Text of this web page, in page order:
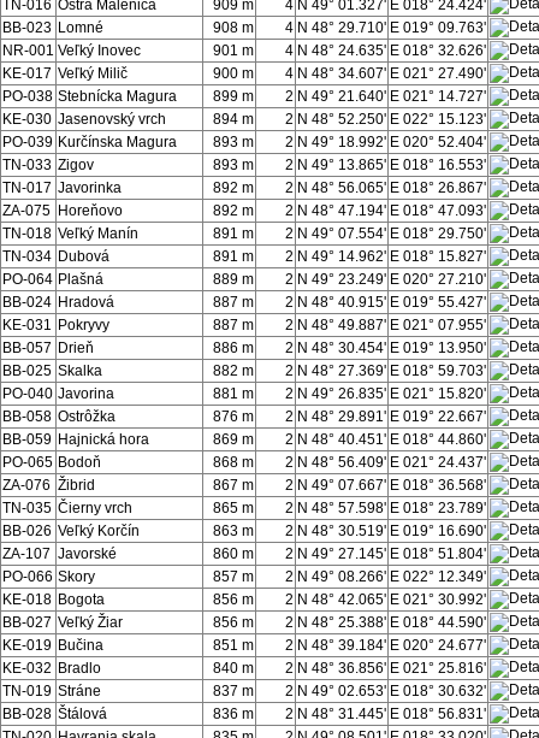
TN-016 Ostrá Malenica 909 m 4 N 49° 01.327' E 018° 24.424'
BB-023 Lomné 908 m 4 N 48° 29.710' E 019° 09.763'
NR-001 Veľký Inovec 901 m 4 N 48° 24.635' E 018° 32.626'
KE-017 Veľký Milič 900 m 4 N 48° 34.607' E 021° 27.490'
PO-038 Stebnícka Magura 899 m 2 N 49° 21.640' E 021° 14.727'
KE-030 Jasenovský vrch 894 m 2 N 48° 52.250' E 022° 15.123'
PO-039 Kurčínska Magura 893 m 2 N 49° 18.992' E 020° 52.404'
TN-033 Zigov 893 m 2 N 49° 13.865' E 018° 16.553'
TN-017 Javorinka 892 m 2 N 48° 56.065' E 018° 26.867'
ZA-075 Horeňovo 892 m 2 N 48° 47.194' E 018° 47.093'
TN-018 Veľký Manín 891 m 2 N 49° 07.554' E 018° 29.750'
TN-034 Dubová 891 m 2 N 49° 14.962' E 018° 15.827'
PO-064 Plašná 889 m 2 N 49° 23.249' E 020° 27.210'
BB-024 Hradová 887 m 2 N 48° 40.915' E 019° 55.427'
KE-031 Pokryvy 887 m 2 N 48° 49.887' E 021° 07.955'
BB-057 Drieň 886 m 2 N 48° 30.454' E 019° 13.950'
BB-025 Skalka 882 m 2 N 48° 27.369' E 018° 59.703'
PO-040 Javorina 881 m 2 N 49° 26.835' E 021° 15.820'
BB-058 Ostrôžka 876 m 2 N 48° 29.891' E 019° 22.667'
BB-059 Hajnická hora 869 m 2 N 48° 40.451' E 018° 44.860'
PO-065 Bodoň 868 m 2 N 48° 56.409' E 021° 24.437'
ZA-076 Žibrid 867 m 2 N 49° 07.667' E 018° 36.568'
TN-035 Čierny vrch 865 m 2 N 48° 57.598' E 018° 23.789'
BB-026 Veľký Korčín 863 m 2 N 48° 30.519' E 019° 16.690'
ZA-107 Javorské 860 m 2 N 49° 27.145' E 018° 51.804'
PO-066 Skory 857 m 2 N 49° 08.266' E 022° 12.349'
KE-018 Bogota 856 m 2 N 48° 42.065' E 021° 30.992'
BB-027 Veľký Žiar 856 m 2 N 48° 25.388' E 018° 44.590'
KE-019 Bučina 851 m 2 N 48° 39.184' E 020° 24.677'
KE-032 Bradlo 840 m 2 N 48° 36.856' E 021° 25.816'
TN-019 Stráne 837 m 2 N 49° 02.653' E 018° 30.632'
BB-028 Štálová 836 m 2 N 48° 31.445' E 018° 56.831'